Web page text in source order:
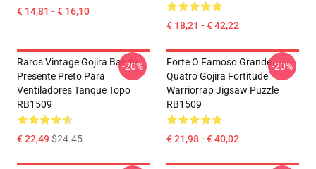
€ 14,81 - € 16,10
€ 18,21 - € 42,22
Raros Vintage Gojira Banda
Presente Preto Para
Ventiladores Tanque Topo
RB1509
€ 22,49$24.45
-20%
Forte O Famoso Grande
Quatro Gojira Fortitude
Warriorrap Jigsaw Puzzle
RB1509
€ 21,98 - € 40,02
-20%